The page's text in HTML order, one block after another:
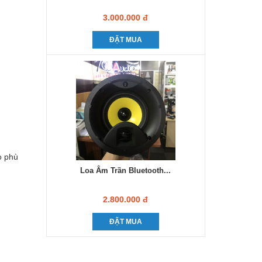
phù
3.000.000 đ
ĐẶT MUA
Loa Âm Trần Bluetooth...
2.800.000 đ
ĐẶT MUA